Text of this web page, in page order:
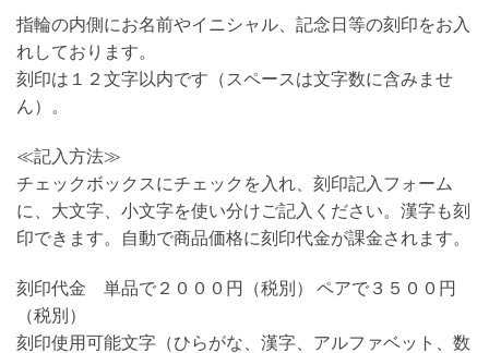
指輪の内側にお名前やイニシャル、記念日等の刻印をお入
れしております。
刻印は１２文字以内です（スペースは文字数に含みませ
ん）。
≪記入方法≫
チェックボックスにチェックを入れ、刻印記入フォーム
に、大文字、小文字を使い分けご記入ください。漢字も刻
印できます。自動で商品価格に刻印代金が課金されます。
刻印代金 単品で２０００円（税別） ペアで３５００円
（税別）
刻印使用可能文字（ひらがな、漢字、アルファベット、数